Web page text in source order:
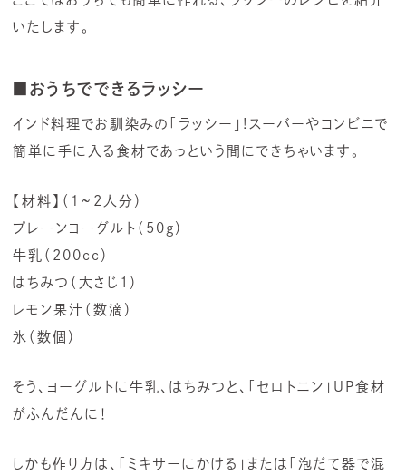
いたします。
おうちでできるラッシー
インド料理でお馴染みの「ラッシー」!スーバーやコンビニで
簡単に手に入る食材であっという間にできちゃいます。
【材料】（１~2人分）
プレーンヨーグルト（50g）
牛乳（200cc）
はちみつ（大さじ1）
レモン果汁（数滴）
氷（数個）
そう、ヨーグルトに牛乳、はちみつと、「セロトニン」UP食材
がふんだんに！
しかも作り方は、「ミキサーにかける」または「泡だて器で混